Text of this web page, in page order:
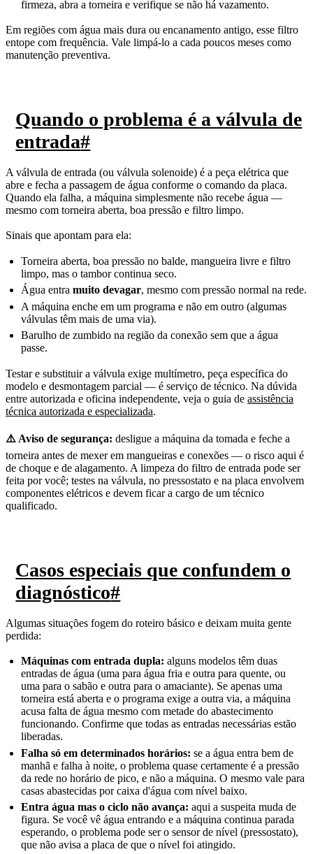
firmeza, abra a torneira e verifique se não há vazamento.
Em regiões com água mais dura ou encanamento antigo, esse filtro
entope com frequência. Vale limpá-lo a cada poucos meses como
manutenção preventiva.
Quando o problema é a válvula de
entrada#
A válvula de entrada (ou válvula solenoide) é a peça elétrica que
abre e fecha a passagem de água conforme o comando da placa.
Quando ela falha, a máquina simplesmente não recebe água —
mesmo com torneira aberta, boa pressão e filtro limpo.
Sinais que apontam para ela:
Torneira aberta, boa pressão no balde, mangueira livre e filtro
limpo, mas o tambor continua seco.
Água entramuito devagar, mesmo com pressão normal na rede.
A máquina enche em um programa e não em outro (algumas
válvulas têm mais de uma via).
Barulho de zumbido na região da conexão sem que a água
passe.
Testar e substituir a válvula exige multímetro, peça específica do
modelo e desmontagem parcial — é serviço de técnico. Na dúvida
entre autorizada e oficina independente, veja o guia de assistência
técnica autorizada e especializada.
⚠️ Aviso de segurança: desligue a máquina da tomada e feche a
torneira antes de mexer em mangueiras e conexões — o risco aqui é
de choque e de alagamento. A limpeza do filtro de entrada pode ser
feita por você; testes na válvula, no pressostato e na placa envolvem
componentes elétricos e devem ficar a cargo de um técnico
qualificado.
Casos especiais que confundem o
diagnóstico#
Algumas situações fogem do roteiro básico e deixam muita gente
perdida:
Máquinas com entrada dupla: alguns modelos têm duas
entradas de água (uma para água fria e outra para quente, ou
uma para o sabão e outra para o amaciante). Se apenas uma
torneira está aberta e o programa exige a outra via, a máquina
acusa falta de água mesmo com metade do abastecimento
funcionando. Confirme que todas as entradas necessárias estão
liberadas.
Falha só em determinados horários: se a água entra bem de
manhã e falha à noite, o problema quase certamente é a pressão
da rede no horário de pico, e não a máquina. O mesmo vale para
casas abastecidas por caixa d'água com nível baixo.
Entra água mas o ciclo não avança: aqui a suspeita muda de
figura. Se você vê água entrando e a máquina continua parada
esperando, o problema pode ser o sensor de nível (pressostato),
que não avisa a placa de que o nível foi atingido.